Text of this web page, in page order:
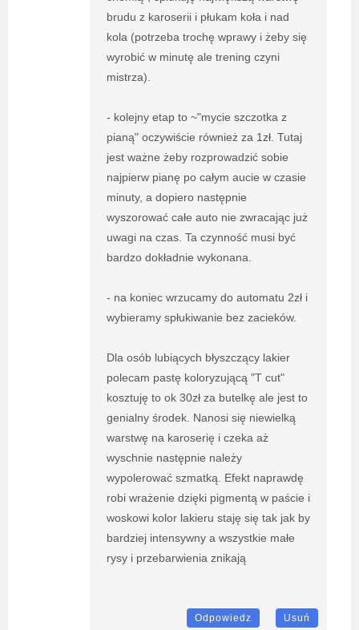
brudu z karoserii i płukam koła i nad
kola (potrzeba trochę wprawy i żeby się
wyrobić w minutę ale trening czyni
mistrza).
- kolejny etap to ~"mycie szczotka z
pianą" oczywiście również za 1zł. Tutaj
jest ważne żeby rozprowadzić sobie
najpierw pianę po całym aucie w czasie
minuty, a dopiero następnie
wyszorować całe auto nie zwracając już
uwagi na czas. Ta czynność musi być
bardzo dokładnie wykonana.
- na koniec wrzucamy do automatu 2zł i
wybieramy spłukiwanie bez zacieków.
Dla osób lubiących błyszczący lakier
polecam pastę koloryzującą "T cut"
kosztuję to ok 30zł za butelkę ale jest to
genialny środek. Nanosi się niewielką
warstwę na karoserię i czeka aż
wyschnie następnie należy
wypolerować szmatką. Efekt naprawdę
robi wrażenie dzięki pigmentą w paście i
woskowi kolor lakieru staję się tak jak by
bardziej intensywny a wszystkie małe
rysy i przebarwienia znikają
Odpowiedz Usuń